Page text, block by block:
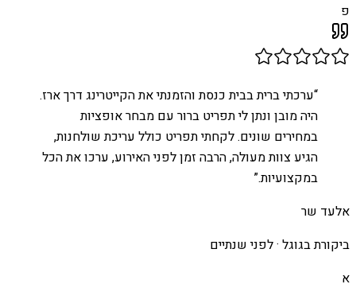
פ
“ערכתי ברית בבית כנסת והזמנתי את הקייטרינג דרך ארז.
היה מובן ונתן לי תפריט ברור עם מבחר אופציות
במחירים שונים. לקחתי תפריט כולל עריכת שולחנות,
הגיע צוות מעולה, הרבה זמן לפני האירוע, ערכו את הכל
במקצועיות.”
אלעד שר
ביקורת בגוגל ·לפני שנתיים
א